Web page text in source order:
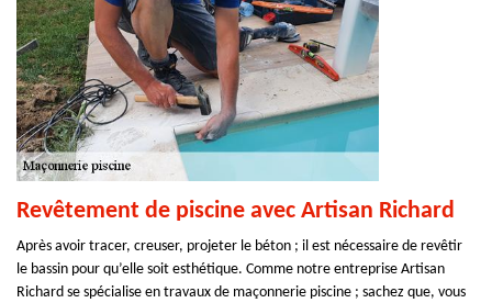
Revêtement de piscine avec Artisan Richard
Après avoir tracer, creuser, projeter le béton ; il est nécessaire de revêtir
le bassin pour qu’elle soit esthétique. Comme notre entreprise Artisan
Richard se spécialise en travaux de maçonnerie piscine ; sachez que, vous